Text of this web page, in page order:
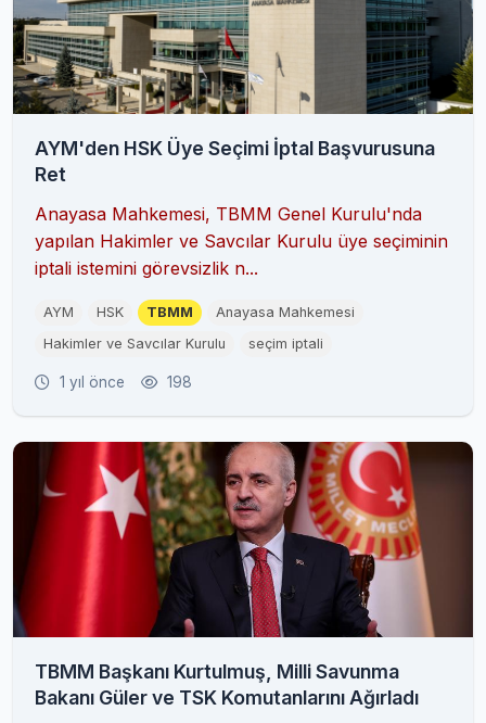
AYM'den HSK Üye Seçimi İptal Başvurusuna
Ret
Anayasa Mahkemesi, TBMM Genel Kurulu'nda
yapılan Hakimler ve Savcılar Kurulu üye seçiminin
iptali istemini görevsizlik n...
AYM HSK TBMM
Anayasa Mahkemesi
Hakimler ve Savcılar Kurulu
seçim iptali
1 yıl önce 198
TBMM Başkanı Kurtulmuş, Milli Savunma
Bakanı Güler ve TSK Komutanlarını Ağırladı